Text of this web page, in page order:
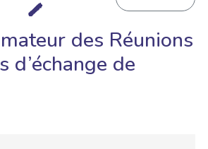
des Réunions
d’échange de